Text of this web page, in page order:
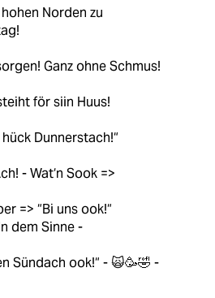
Norden zu
Ganz ohne Schmus!
för siin Huus!
hück Dunnerstach!“
- Wat‘n Sook =>
=> “Bi uns ook!“
dem Sinne -
Sündach ook!“ - 🙀🥳🤣 -